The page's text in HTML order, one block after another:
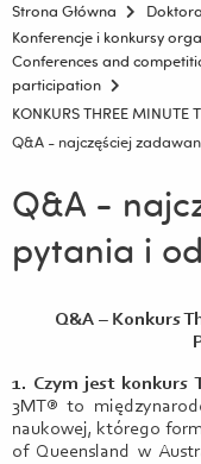
Strona Główna
Konferencje i konkursy
Conferences and
participation
KONKURS THREE
Q&A - najczęściej
Q&A -
pytania i
Q&A – Konkurs
1. Czym jest konkurs
3MT® to
naukowej, którego
of Queensland w